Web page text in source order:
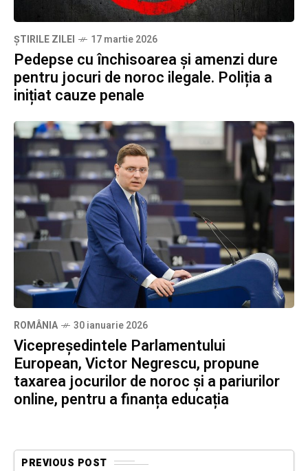
ȘTIRILE ZILEI 17 martie 2026
Pedepse cu închisoarea și amenzi dure
pentru jocuri de noroc ilegale. Poliția a
inițiat cauze penale
ROMÂNIA 30 ianuarie 2026
Vicepreședintele Parlamentului
European, Victor Negrescu, propune
taxarea jocurilor de noroc și a pariurilor
online, pentru a finanța educația
PREVIOUS POST